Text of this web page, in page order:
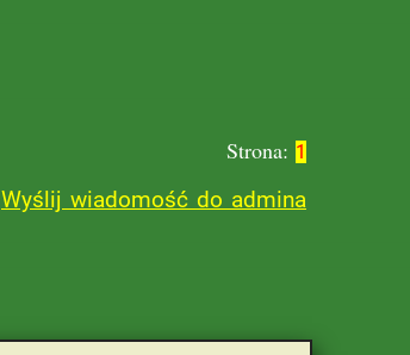
Strona: 1
Wyślij wiadomość do admina